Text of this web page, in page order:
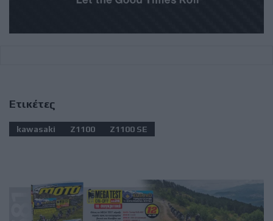
Ετικέτες
kawasaki Z1100 Z1100 SE